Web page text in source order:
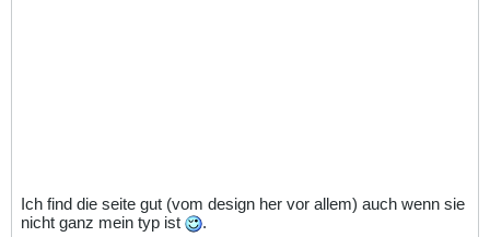
Ich find die seite gut (vom design her vor allem) auch wenn sie
nicht ganz mein typ ist
.